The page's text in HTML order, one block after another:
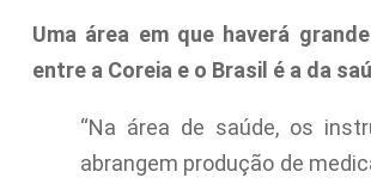
Uma área em que haverá
entre a Coreia e o Brasil é a da
“Na área de saúde, os
abrangem produção de